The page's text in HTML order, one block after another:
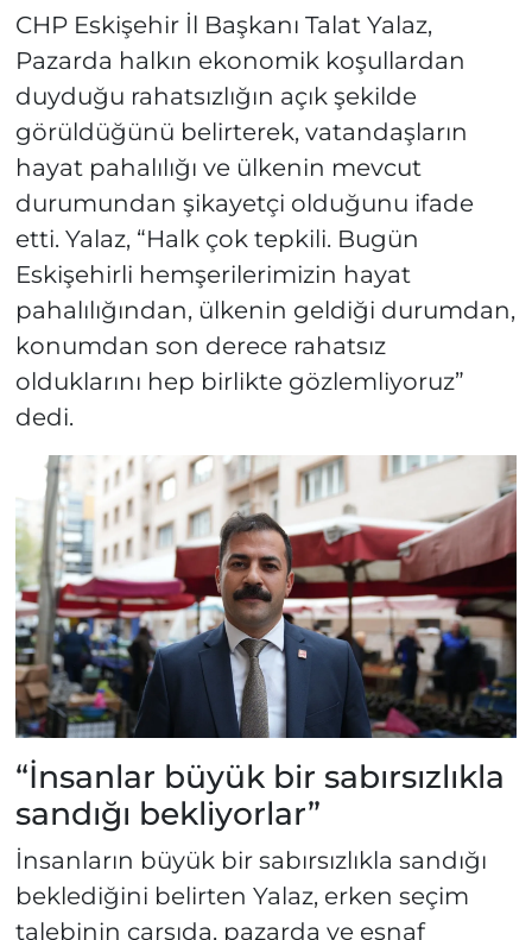
CHP Eskişehir İl Başkanı Talat Yalaz,
Pazarda halkın ekonomik koşullardan
duyduğu rahatsızlığın açık şekilde
görüldüğünü belirterek, vatandaşların
hayat pahalılığı ve ülkenin mevcut
durumundan şikayetçi olduğunu ifade
etti. Yalaz, “Halk çok tepkili. Bugün
Eskişehirli hemşerilerimizin hayat
pahalılığından, ülkenin geldiği durumdan,
konumdan son derece rahatsız
olduklarını hep birlikte gözlemliyoruz”
dedi.
“İnsanlar büyük bir sabırsızlıkla
sandığı bekliyorlar”
İnsanların büyük bir sabırsızlıkla sandığı
beklediğini belirten Yalaz, erken seçim
talebinin çarşıda, pazarda ve esnaf